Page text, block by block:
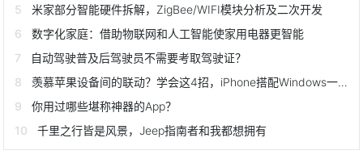
米家部分智能硬件拆解，ZigBee/WIFI模块分析及二次开发
数字化家庭：借助物联网和人工智能使家用电器更智能
自动驾驶普及后驾驶员不需要考取驾驶证？
羡慕苹果设备间的联动？学会这4招，iPhone搭配Windows一样好用
你用过哪些堪称神器的App？
千里之行皆是风景，Jeep指南者和我都想拥有